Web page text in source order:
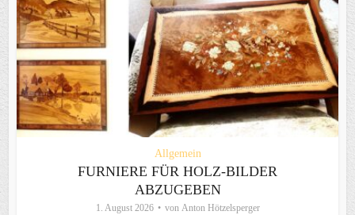
Allgemein
FURNIERE FÜR HOLZ-BILDER
ABZUGEBEN
1. August 2026 von Anton Hötzelsperger